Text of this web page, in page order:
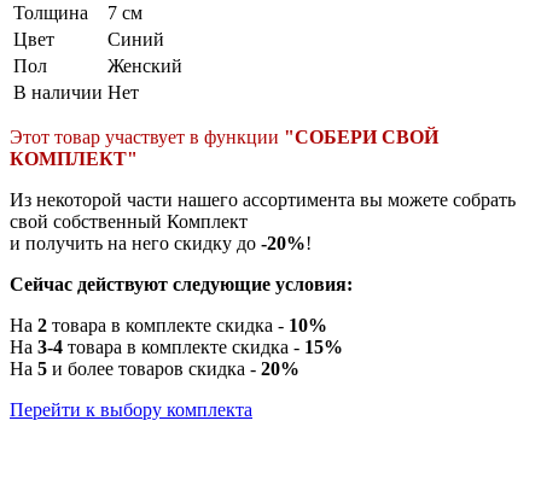
Толщина
7 см
Цвет
Синий
Пол
Женский
В наличии Нет
Этот товар участвует в функции "СОБЕРИ СВОЙ
КОМПЛЕКТ"
Из некоторой части нашего ассортимента вы можете собрать
свой собственный Комплект
и получить на него скидку до -20%!
Сейчас действуют следующие условия:
На 2 товара в комплекте скидка - 10%
На 3-4 товара в комплекте скидка - 15%
На 5 и более товаров скидка - 20%
Перейти к выбору комплекта